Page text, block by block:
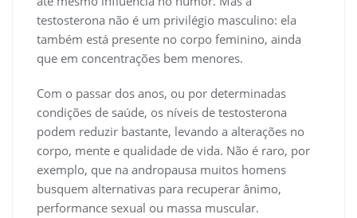
testosterona não é um privilégio masculino: ela
também está presente no corpo feminino, ainda
que em concentrações bem menores.
Com o passar dos anos, ou por determinadas
condições de saúde, os níveis de testosterona
podem reduzir bastante, levando a alterações no
corpo, mente e qualidade de vida. Não é raro, por
exemplo, que na andropausa muitos homens
busquem alternativas para recuperar ânimo,
performance sexual ou massa muscular.